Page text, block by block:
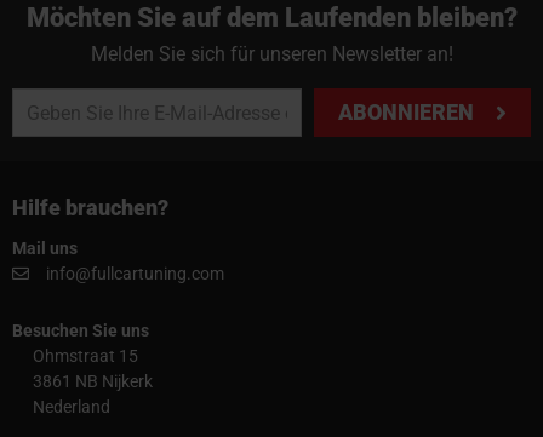
Möchten Sie auf dem Laufenden bleiben?
Melden Sie sich für unseren Newsletter an!
ABONNIEREN
Hilfe brauchen?
Mail uns
info@fullcartuning.com
Besuchen Sie uns
Ohmstraat 15
3861 NB Nijkerk
Nederland